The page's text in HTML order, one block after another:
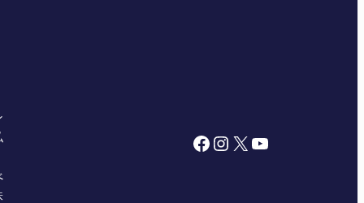
Facebook Instagram X YouTube